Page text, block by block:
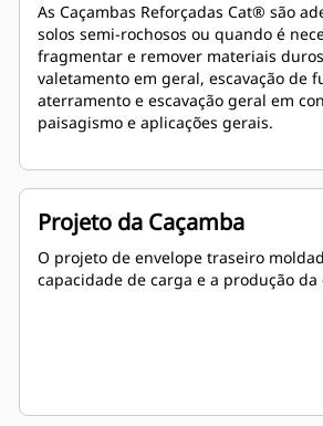
As Caçambas Reforçadas Cat® são
solos semi-rochosos ou quando é
fragmentar e remover materiais
valetamento em geral, escavação de
aterramento e escavação geral em
paisagismo e aplicações gerais.
Projeto da Caçamba
O projeto de envelope traseiro
capacidade de carga e a produção da